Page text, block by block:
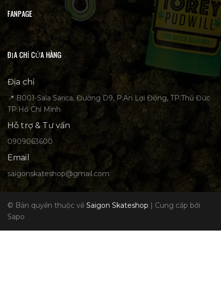
FANPAGE
ĐỊA CHỈ CỬA HÀNG
Địa chỉ
📍 B001-Sala Sarica, Đường D9, P.An Lợi Đông, TP.Thủ Đức
TP.Hồ Chí Minh
Hỗ trợ & Tư vấn
0909063600
Email
saigonskateshop@gmail.com
© Bản quyền thuộc về Saigon Skateshop | Cung cấp bởi
Sapo